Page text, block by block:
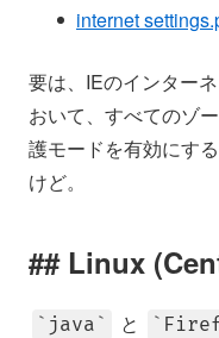
internet
要は、IEのインター
おいて、すべてのゾ
護モードを有効にす
けど。
Linux
java と